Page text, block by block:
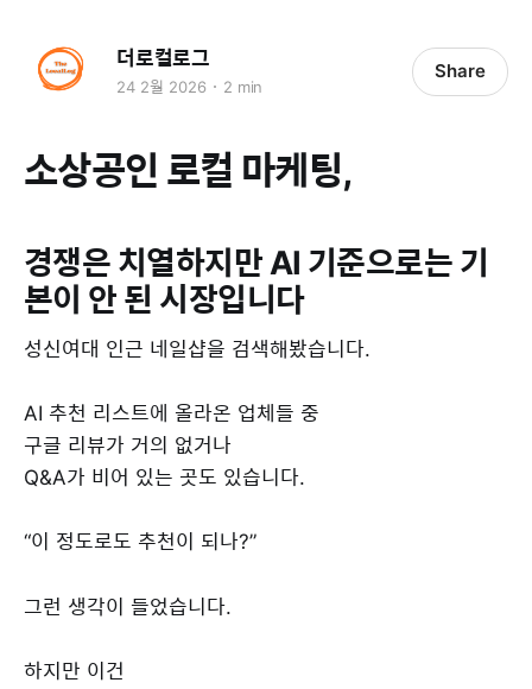
더로컬로그
24 2월 2026 2 min
Share
소상공인 로컬 마케팅,
경쟁은 치열하지만 AI 기준으로는 기
본이 안 된 시장입니다
성신여대 인근 네일샵을 검색해봤습니다.
AI 추천 리스트에 올라온 업체들 중
구글 리뷰가 거의 없거나
Q&A가 비어 있는 곳도 있습니다.
“이 정도로도 추천이 되나?”
그런 생각이 들었습니다.
하지만 이건